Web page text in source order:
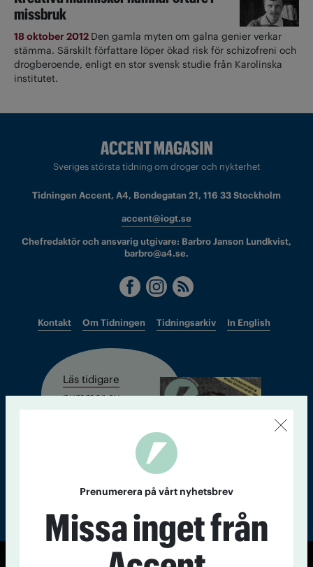
missbruk
18 oktober 2012 Den gamla myten om galna genier verkar
stämma. Särskilt författare löper ökad risk för schizofreni och
drogberoende, enligt en stor svensk studie från Karolinska
institutet.
Sveriges största tidning om droger och nykterhet
Tidningen Accent, A4, Bondegatan 21, 116 33 Stockholm
accent@iogt.se
Chefredaktör och ansvarig utgivare: Barbro Janson Lundkvist,
barbro@a4.se.
Kontakt Om Tidningen Tidningsarkiv In English
Läs tidigare
nummer av
Accent
Prenumerera på vårt nyhetsbrev
Missa inget från